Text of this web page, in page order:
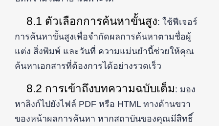
8.1 ตัวเลือกการค้นหาขั้นสูง: ใช้ฟีเจอร์
การค้นหาขั้นสูงเพื่อจำกัดผลการค้นหาตามชื่อผู้
แต่ง สิ่งพิมพ์ และวันที่ ความแม่นยำนี้ช่วยให้คุณ
ค้นหาเอกสารที่ต้องการได้อย่างรวดเร็ว
8.2 การเข้าถึงบทความฉบับเต็ม: มอง
หาลิงก์ไปยังไฟล์ PDF หรือ HTML ทางด้านขวา
ของหน้าผลการค้นหา หากสถาบันของคุณมีสิทธิ์